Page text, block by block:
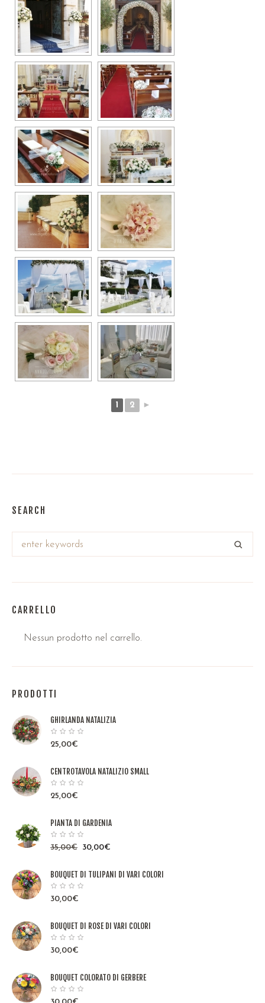
1 2 ►
SEARCH
CARRELLO
Nessun prodotto nel carrello.
PRODOTTI
GHIRLANDA NATALIZIA
25,00€
CENTROTAVOLA NATALIZIO SMALL
25,00€
PIANTA DI GARDENIA
35,00€ 30,00€
BOUQUET DI TULIPANI DI VARI COLORI
30,00€
BOUQUET DI ROSE DI VARI COLORI
30,00€
BOUQUET COLORATO DI GERBERE